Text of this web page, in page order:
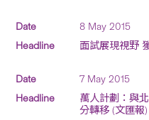
8 May 2015
面試展現視野
7 May 2015
萬人計劃：與
分轉移 (文匯報)